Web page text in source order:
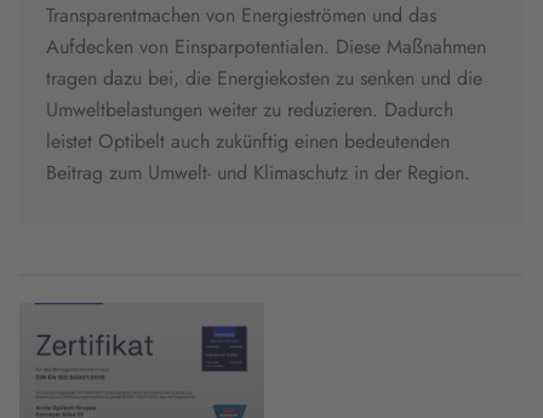
Transparentmachen von Energieströmen und das
Aufdecken von Einsparpotentialen. Diese Maßnahmen
tragen dazu bei, die Energiekosten zu senken und die
Umweltbelastungen weiter zu reduzieren. Dadurch
leistet Optibelt auch zukünftig einen bedeutenden
Beitrag zum Umwelt- und Klimaschutz in der Region.